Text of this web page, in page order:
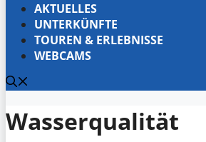
AKTUELLES
UNTERKÜNFTE
TOUREN & ERLEBNISSE
WEBCAMS
Wasserqualität